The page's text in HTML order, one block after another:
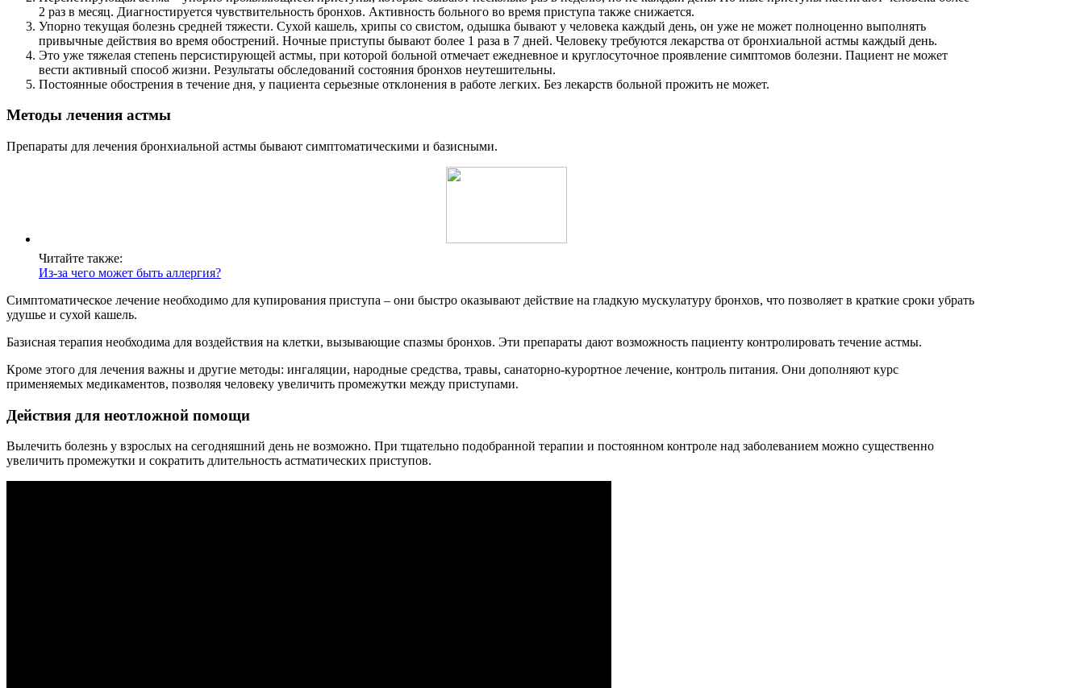
2 раз в месяц. Диагностируется чувствительность бронхов. Активность больного во время приступа также снижается.
Упорно текущая болезнь средней тяжести. Сухой кашель, хрипы со свистом, одышка бывают у человека каждый день, он уже не может полноценно выполнять
привычные действия во время обострений. Ночные приступы бывают более 1 раза в 7 дней. Человеку требуются лекарства от бронхиальной астмы каждый день.
Это уже тяжелая степень персистирующей астмы, при которой больной отмечает ежедневное и круглосуточное проявление симптомов болезни. Пациент не может
вести активный способ жизни. Результаты обследований состояния бронхов неутешительны.
Постоянные обострения в течение дня, у пациента серьезные отклонения в работе легких. Без лекарств больной прожить не может.
Методы лечения астмы
Препараты для лечения бронхиальной астмы бывают симптоматическими и базисными.
Читайте также:
Из-за чего может быть аллергия?
Симптоматическое лечение необходимо для купирования приступа – они быстро оказывают действие на гладкую мускулатуру бронхов, что позволяет в краткие сроки убрать
удушье и сухой кашель.
Базисная терапия необходима для воздействия на клетки, вызывающие спазмы бронхов. Эти препараты дают возможность пациенту контролировать течение астмы.
Кроме этого для лечения важны и другие методы: ингаляции, народные средства, травы, санаторно-курортное лечение, контроль питания. Они дополняют курс
применяемых медикаментов, позволяя человеку увеличить промежутки между приступами.
Действия для неотложной помощи
Вылечить болезнь у взрослых на сегодняшний день не возможно. При тщательно подобранной терапии и постоянном контроле над заболеванием можно существенно
увеличить промежутки и сократить длительность астматических приступов.